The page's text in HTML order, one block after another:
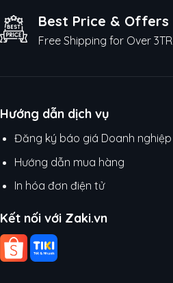
Best Price & Offers
Free Shipping for Over 3TR
Hướng dẫn dịch vụ
Đăng ký báo giá Doanh nghiệp
Hướng dẫn mua hàng
In hóa đơn điện tử
Kết nối với Zaki.vn